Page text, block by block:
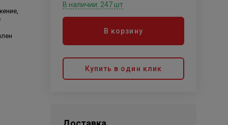
В наличии: 247 шт
В корзину
Купить в один клик